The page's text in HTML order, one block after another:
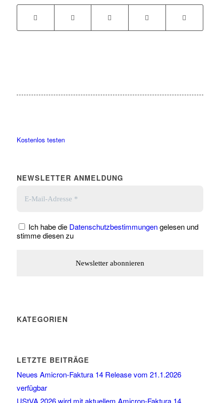
Kostenlos testen
NEWSLETTER ANMELDUNG
Ich habe die Datenschutzbestimmungengelesen und
stimme diesen zu
KATEGORIEN
LETZTE BEITRÄGE
Neues Amicron-Faktura 14 Release vom 21.1.2026
verfügbar
UStVA 2026 wird mit aktuellem Amicron-Faktura 14